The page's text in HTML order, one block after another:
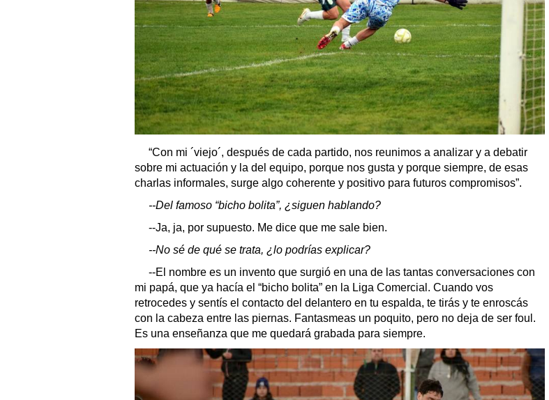
“Con mi ´viejo´, después de cada partido, nos reunimos a analizar y a debatir
sobre mi actuación y la del equipo, porque nos gusta y porque siempre, de esas
charlas informales, surge algo coherente y positivo para futuros compromisos”.
--Del famoso “bicho bolita”, ¿siguen hablando?
--Ja, ja, por supuesto. Me dice que me sale bien.
--No sé de qué se trata, ¿lo podrías explicar?
--El nombre es un invento que surgió en una de las tantas conversaciones con
mi papá, que ya hacía el “bicho bolita” en la Liga Comercial. Cuando vos
retrocedes y sentís el contacto del delantero en tu espalda, te tirás y te enroscás
con la cabeza entre las piernas. Fantasmeas un poquito, pero no deja de ser foul.
Es una enseñanza que me quedará grabada para siempre.